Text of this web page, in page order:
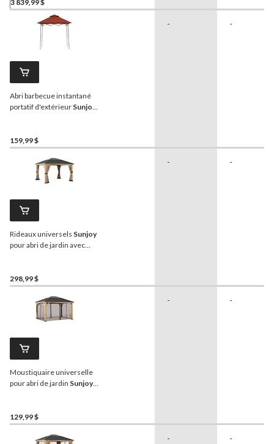
3 839,99 $
Abri barbecue instantané
portatif d'extérieur Sunjoy
159,99 $
- -
Rideaux universels Sunjoy
pour abri de jardin avec
298,99 $
- -
Moustiquaire universelle
pour abri de jardin Sunjoy,
129,99 $
- -
- -